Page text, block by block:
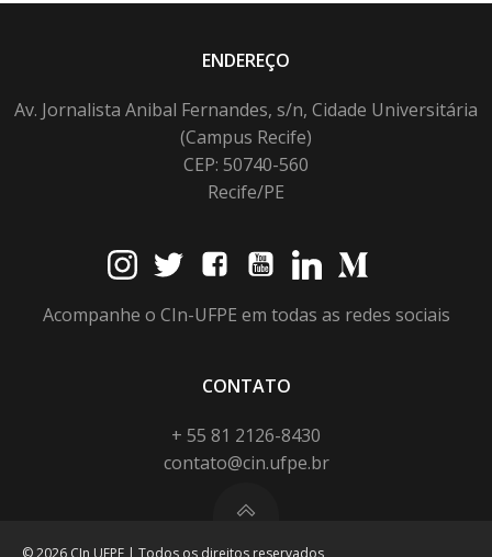
ENDEREÇO
Av. Jornalista Anibal Fernandes, s/n, Cidade Universitária
(Campus Recife)
CEP: 50740-560
Recife/PE
Acompanhe o CIn-UFPE em todas as redes sociais
CONTATO
+ 55 81 2126-8430
contato@cin.ufpe.br